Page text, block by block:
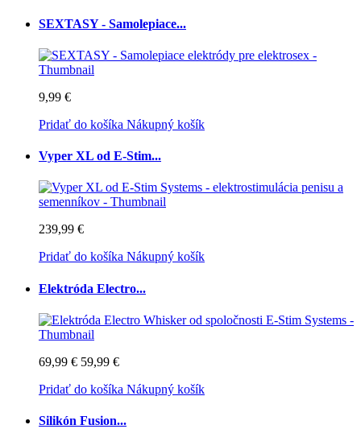
SEXTASY - Samolepiace...
9,99 €
Pridať do košíka Nákupný košík
Vyper XL od E-Stim...
239,99 €
Pridať do košíka Nákupný košík
Elektróda Electro...
69,99 € 59,99 €
Pridať do košíka Nákupný košík
Silikón Fusion...